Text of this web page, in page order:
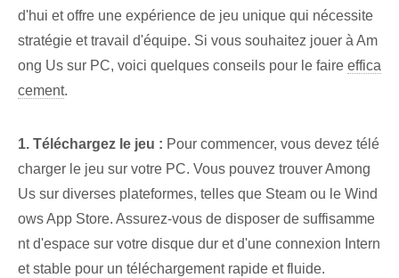
d'hui et offre une expérience de jeu unique qui nécessite
stratégie et travail d'équipe. Si vous souhaitez jouer à Am
ong Us sur PC, voici quelques conseils pour le faire effica
cement.
1. Téléchargez‌ le jeu : Pour commencer, vous devez télé
charger le jeu sur votre PC. Vous pouvez trouver Among
Us sur diverses plateformes, telles que Steam ou le Wind
ows App Store. Assurez-vous de disposer de suffisamme
nt d'espace sur votre disque dur et d'une connexion Intern
et stable pour un téléchargement rapide et fluide.